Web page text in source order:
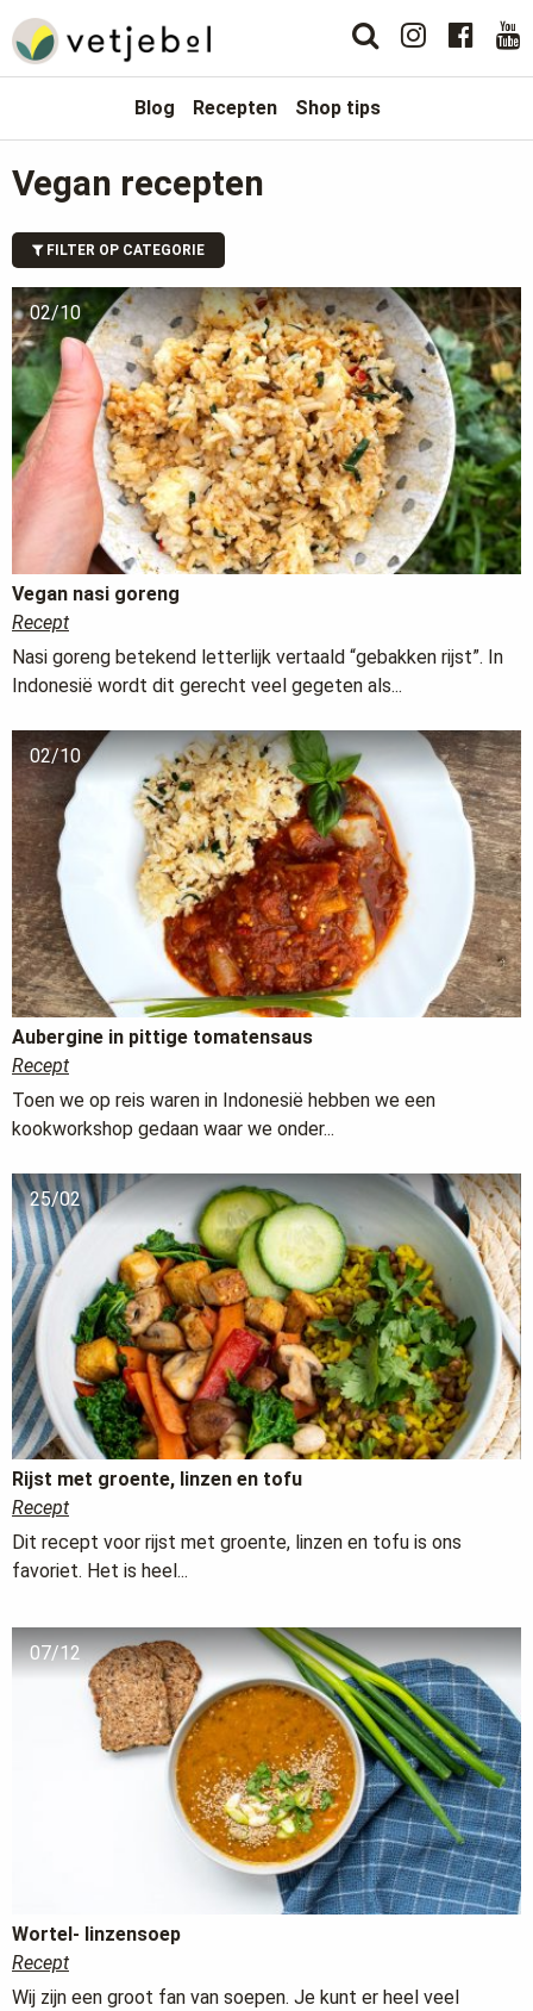
Blog Recepten Shop tips
Vegan recepten
FILTER OP CATEGORIE
02/10
Vegan nasi goreng
Recept
Nasi goreng betekend letterlijk vertaald “gebakken rijst”. In
Indonesië wordt dit gerecht veel gegeten als...
02/10
Aubergine in pittige tomatensaus
Recept
Toen we op reis waren in Indonesië hebben we een
kookworkshop gedaan waar we onder...
25/02
Rijst met groente, linzen en tofu
Recept
Dit recept voor rijst met groente, linzen en tofu is ons
favoriet. Het is heel...
07/12
Wortel- linzensoep
Recept
Wij zijn een groot fan van soepen. Je kunt er heel veel